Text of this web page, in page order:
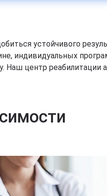
устойчивого
индивидуальных
центр реабилитации